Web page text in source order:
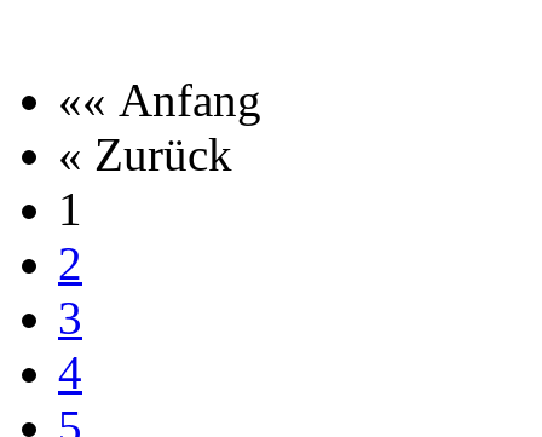
«« Anfang
« Zurück
1
2
3
4